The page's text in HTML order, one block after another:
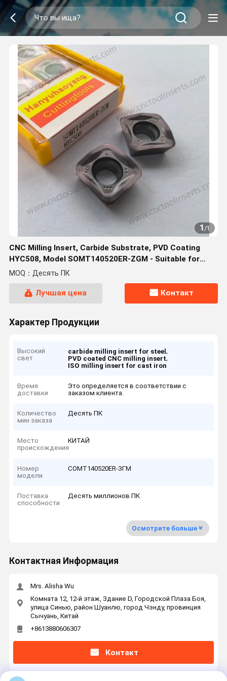
1/1
CNC Milling Insert, Carbide Substrate, PVD Coating
HYC508, Model SOMT140520ER-ZGM - Suitable for
machining steels, cast iron and stainless steel
MOQ：Десять ПК
Лучшая цена Контакт
Характер Продукции
Высокий
свет
carbide milling insert for steel,
PVD coated CNC milling insert,
ISO milling insert for cast iron
Время
доставки
Это определяется в соответствии с
заказом клиента.
Количество
мин заказа
Десять ПК
Место
происхождения
КИТАЙ
Номер
модели
СОМТ140520ER-ЗГМ
Поставка
способности
Десять миллионов ПК
Осмотрите больше
Контактная Информация
Mrs. Alisha Wu
Комната 12, 12-й этаж, Здание D, Городской Плаза Боя,
улица Синью, район Шуанлю, город Чэнду, провинция
Сычуань, Китай
+8613880606307
Контакт